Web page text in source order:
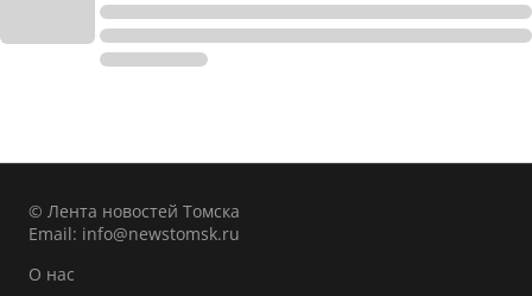
© Лента новостей Томска
Email: info@newstomsk.ru
О нас